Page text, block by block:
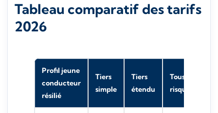
Tableau comparatif des tarifs
2026
Profil jeune
conducteur
résilié
Tiers
simple
Tiers
étendu
Tous
risques